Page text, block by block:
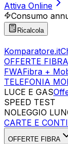
Attiva Online
Consumo
Ricalcola
Komparatore.it
OFFERTE FIBRA
FWAFibra +
TELEFONIA
LUCE E GAS
SPEED TEST
NOLEGGIO
CARTE E CONTI
OFFERTE FIBRA